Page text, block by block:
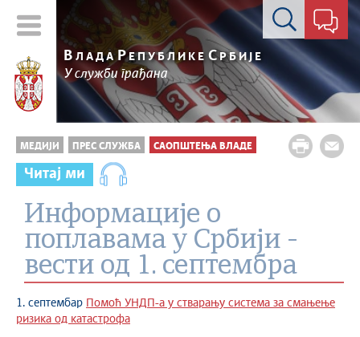
Контакт форма
В ЛАДА РЕПУБЛИКЕ СРБИЈЕ
У служби грађана
МЕДИЈИ ПРЕС СЛУЖБА САОПШТЕЊА ВЛАДЕ
Читај ми
Информације о
поплавама у Србији -
вести од 1. септембра
1. септембар
Помоћ УНДП-а у стварању система за смањење
ризика од катастрофа